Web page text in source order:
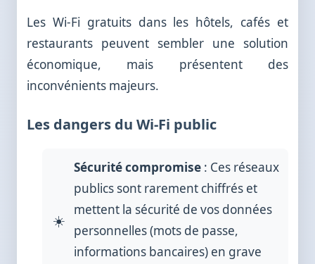
Les Wi-Fi gratuits dans les hôtels, cafés et
restaurants peuvent sembler une solution
économique, mais présentent des
inconvénients majeurs.
Les dangers du Wi-Fi public
Sécurité compromise : Ces réseaux
publics sont rarement chiffrés et
mettent la sécurité de vos données
personnelles (mots de passe,
informations bancaires) en grave